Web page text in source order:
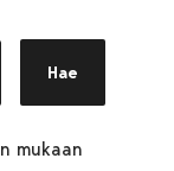
Hae
mukaan